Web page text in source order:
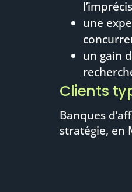
une
un gain
Clients
Banques
stratégie, en